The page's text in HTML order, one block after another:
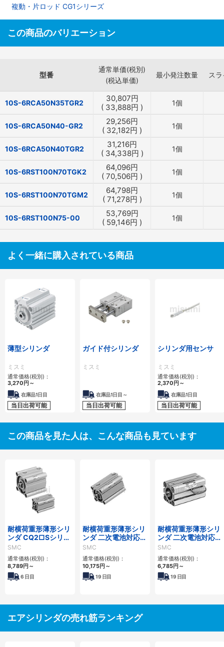
複動・片ロッド CG1シリーズ
この商品のバリエーション
型番
通常単価(税別)
(税込単価)
最小発注数量 ス
10S-6RCA50N35TGR2 30,807円
( 33,888円 ) 1個
10S-6RCA50N40-GR2 29,256円
( 32,182円 ) 1個
10S-6RCA50N40TGR2 31,216円
( 34,338円 ) 1個
10S-6RST100N70TGK2 64,096円
( 70,506円 ) 1個
10S-6RST100N70TGM2 64,798円
( 71,278円 ) 1個
10S-6RST100N75-00 53,769円
( 59,146円 ) 1個
よく一緒に購入されている商品
薄型シリンダ
ミスミ
通常価格(税別)：
3,270 円 ～
在庫品1日目
当日出荷可能
ガイド付シリンダ
ミスミ
在庫品1日目～
当日出荷可能
シリンダ用センサ
ミスミ
通常価格(税別)：
2,370 円 ～
在庫品1日目
当日出荷可能
この商品を見た人は、こんな商品も見ています
耐横荷重形薄形シリ
ンダ CQ2□Sシリー
ズ
SMC
通常価格(税別)：
8,789円 ～
6 日目
耐横荷重形薄形シリ
ンダ 二次電池対応
25A-CQ2□Sシリー
ズ
SMC
通常価格(税別)：
10,175円 ～
19 日目
耐横荷重形薄形シリ
ンダ 二次電池対応
25A-CQS□Sシリー
ズ
SMC
通常価格(税別)：
6,785円 ～
19 日目
エアシリンダの売れ筋ランキング